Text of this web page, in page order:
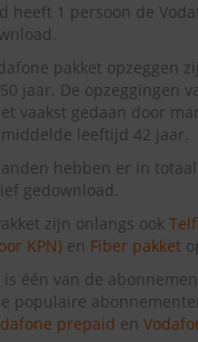
heeft 1 persoon de
pakket opzeggen
jaar. De opzeggingen
vaakst gedaan door
leeftijd 42 jaar.
hebben er in
gedownload.
zijn onlangs ook
KPN) en Fiber pakket
één van de
populaire
prepaid en